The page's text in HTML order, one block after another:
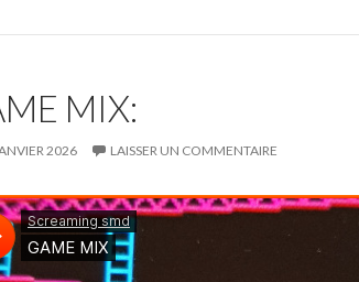
MIX:
2026 LAISSER UN COMMENTAIRE